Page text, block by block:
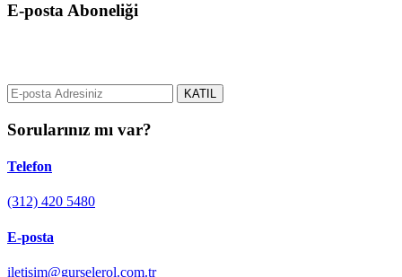
E-posta Aboneliği
KATIL
Sorularınız mı var?
Telefon
(312) 420 5480
E-posta
iletisim@gurselerol.com.tr